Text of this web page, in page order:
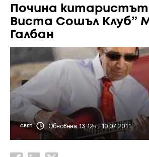
Почина китаристът
Виста Сошъл Клуб”
Галбан
СВЯТ Обновена 13:12ч., 10.07.2011